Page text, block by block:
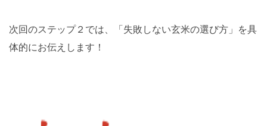
次回のステップ２では、「失敗しない玄米の選び方」を具
体的にお伝えします！